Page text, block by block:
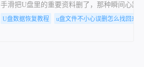
手滑把U盘里的重要资料删了，那种瞬间心跳
U盘数据恢复教程 u盘文件不小心误删怎么找回来